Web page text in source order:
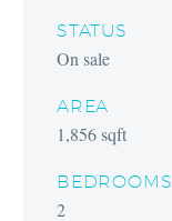
STATUS
On sale
AREA
1,856 sqft
BEDROOMS
2